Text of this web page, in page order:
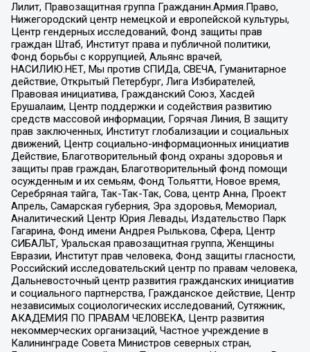
Лилит, Правозащитная группа Гражданин.Армия.Право,
Нижегородский центр немецкой и европейской культуры,
Центр гендерных исследований, Фонд защиты прав
граждан Штаб, Институт права и публичной политики,
Фонд борьбы с коррупцией, Альянс врачей,
НАСИЛИЮ.НЕТ, Мы против СПИДа, СВЕЧА, Гуманитарное
действие, Открытый Петербург, Лига Избирателей,
Правовая инициатива, Гражданский Союз, Хасдей
Ерушалаим, Центр поддержки и содействия развитию
средств массовой информации, Горячая Линия, В защиту
прав заключенных, Институт глобализации и социальных
движений, Центр социально-информационных инициатив
Действие, Благотворительный фонд охраны здоровья и
защиты прав граждан, Благотворительный фонд помощи
осужденным и их семьям, Фонд Тольятти, Новое время,
Серебряная тайга, Так-Так-Так, Сова, центр Анна, Проект
Апрель, Самарская губерния, Эра здоровья, Мемориал,
Аналитический Центр Юрия Левады, Издательство Парк
Гагарина, Фонд имени Андрея Рылькова, Сфера, Центр
СИБАЛЬТ, Уральская правозащитная группа, Женщины
Евразии, Институт прав человека, Фонд защиты гласности,
Российский исследовательский центр по правам человека,
Дальневосточный центр развития гражданских инициатив
и социального партнерства, Гражданское действие, Центр
независимых социологических исследований, Сутяжник,
АКАДЕМИЯ ПО ПРАВАМ ЧЕЛОВЕКА, Центр развития
некоммерческих организаций, Частное учреждение в
Калининграде Совета Министров северных стран,